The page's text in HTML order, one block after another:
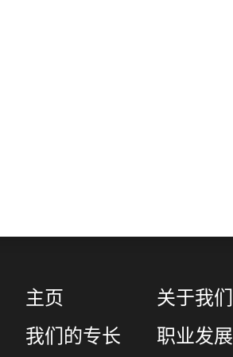
主页 关于我们
我们的专长
职业发展